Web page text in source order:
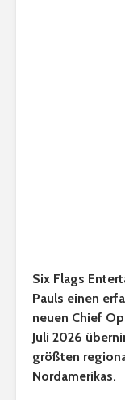
Six Flags
Pauls einen
neuen Chief
Juli 2026
größten
Nordamerikas.